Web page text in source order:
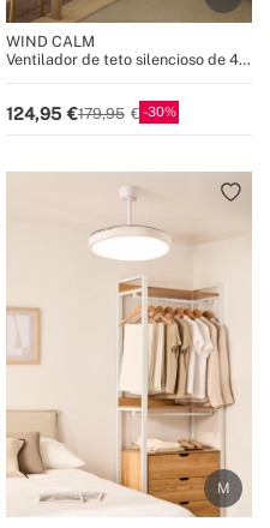
WIND CALM
Ventilador de teto silencioso de 40
124,95 179,95 30